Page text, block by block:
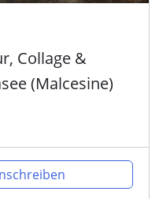
Collage &
(Malcesine)